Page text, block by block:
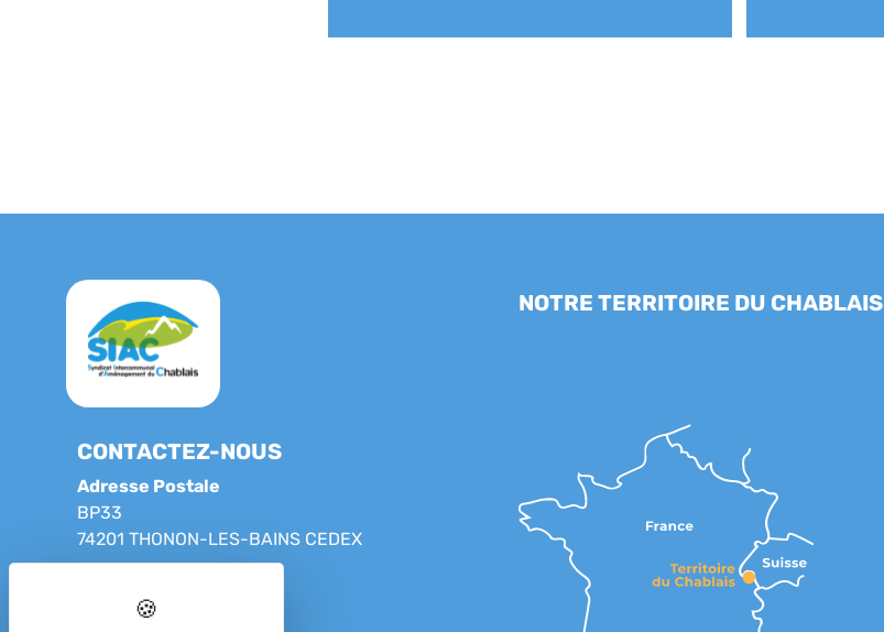
CONTACTEZ-NOUS
Adresse Postale
BP33
74201 THONON-LES-BAINS CEDEX
23 Grande rue
NOTRE TERRITOIRE DU CHABLAIS